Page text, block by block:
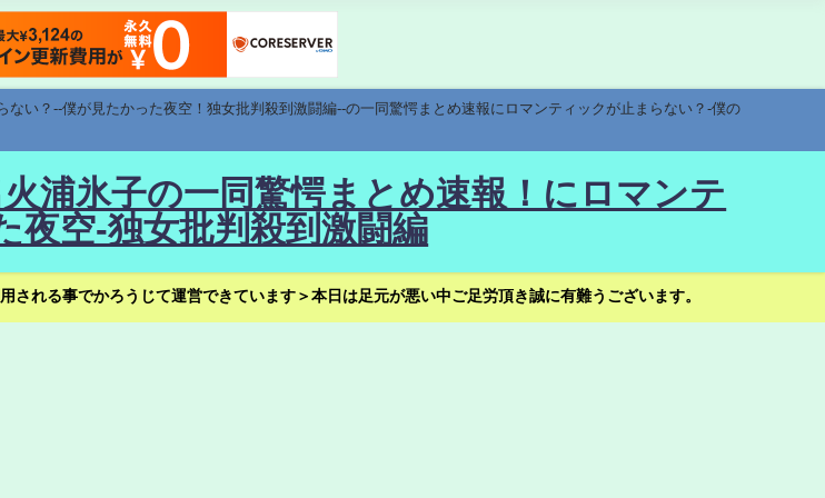
い？--僕が見たかった夜空！独女批判殺到激闘編--の一同驚愕まとめ速報にロマンティックが止まらない？-僕の
浦氷子の一同驚愕まとめ速報！にロマンテ
夜空-独女批判殺到激闘編
れる事でかろうじて運営できています＞本日は足元が悪い中ご足労頂き誠に有難うございます。